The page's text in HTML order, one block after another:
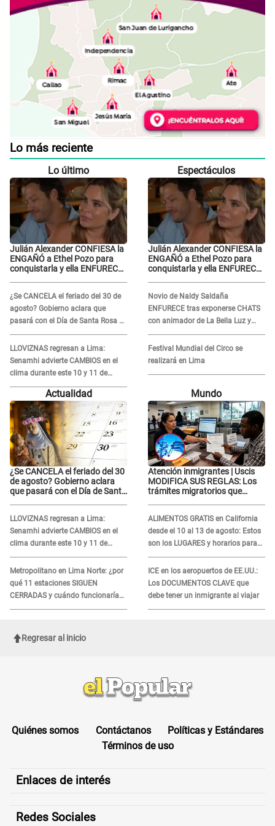
Lo más reciente
Lo último
Julián Alexander CONFIESA la
ENGAÑÓ a Ethel Pozo para
conquistarla y ella ENFURECE:
¿Se CANCELA el feriado del 30 de
agosto? Gobierno aclara que
pasará con el Día de Santa Rosa de
Lima
LLOVIZNAS regresan a Lima:
Senamhi advierte CAMBIOS en el
clima durante este 10 y 11 de
agosto
Espectáculos
Julián Alexander CONFIESA la
ENGAÑÓ a Ethel Pozo para
conquistarla y ella ENFURECE:
Novio de Naldy Saldaña
ENFURECE tras exponerse CHATS
con animador de La Bella Luz y
ADVIERTE: "Estúp@&# que cree
que..."
Festival Mundial del Circo se
realizará en Lima
Actualidad
¿Se CANCELA el feriado del 30
de agosto? Gobierno aclara
que pasará con el Día de Santa
LLOVIZNAS regresan a Lima:
Senamhi advierte CAMBIOS en el
clima durante este 10 y 11 de
agosto
Metropolitano en Lima Norte: ¿por
qué 11 estaciones SIGUEN
CERRADAS y cuándo funcionaría
toda la ampliación?
Mundo
Atención inmigrantes | Uscis
MODIFICA SUS REGLAS: Los
trámites migratorios que
ALIMENTOS GRATIS en California
desde el 10 al 13 de agosto: Estos
son los LUGARES y horarios para
recibir la ayuda
ICE en los aeropuertos de EE.UU.:
Los DOCUMENTOS CLAVE que
debe tener un inmigrante al viajar
Regresar al inicio
Quiénes somos Contáctanos
Políticas y Estándares
Términos de uso
Enlaces de interés
Redes Sociales